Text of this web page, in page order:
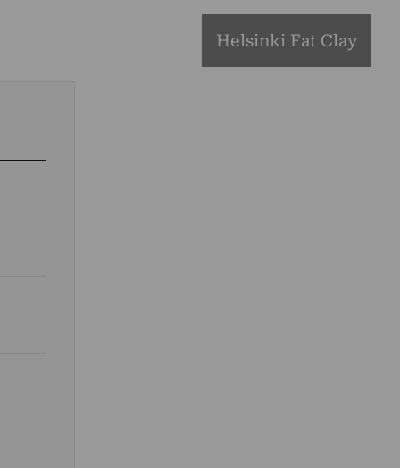
Helsinki Fat Clay